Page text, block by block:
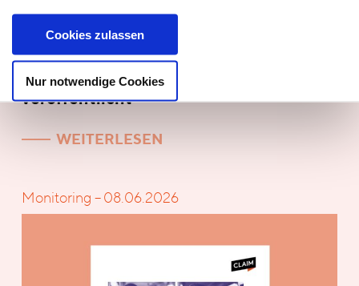
Cookies zulassen
Nur notwendige Cookies
Bundesweites Lagebild
antimuslimischer Rassismus 2025
veröffentlicht
WEITERLESEN
Monitoring – 08.06.2026